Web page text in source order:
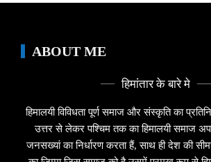
ABOUT ME
हिमांतार के बारे मे
हिमालयी विविधता पूर्ण समाज और संस्कृति का
उत्तर से लेकर पश्चिम तक का हिमालयी समाज
जनसख्यां का निर्धारण करता हैं, साथ ही देश की